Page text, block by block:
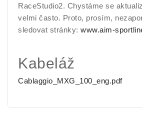
RaceStudio2. Chystáme se
velmi často. Proto, prosím,
sledovat stránky: www.aim-
Kabeláž
Cablaggio_MXG_100_eng.pdf